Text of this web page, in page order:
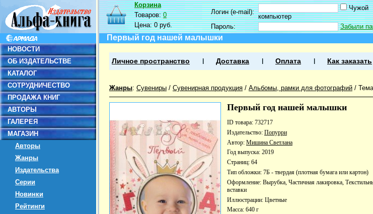
НОВОСТИ
ОБ ИЗДАТЕЛЬСТВЕ
КАТАЛОГ
СОТРУДНИЧЕСТВО
ПРОДАЖА КНИГ
АВТОРЫ
ГАЛЕРЕЯ
МАГАЗИН
Авторы
Жанры
Издательства
Серии
Новинки
Рейтинги
Корзина
Товаров:0
Цена:0 руб.
Логин (e-mail):
Чужой
компьютер
Пароль:
Забыли
Первый год нашей малышки
Личное пространство Доставка Оплата Как заказать
Жанры: Сувениры / Сувенирная продукция / Альбомы, рамки для фотографий /
Первый год нашей малышки
ID товара: 732717
Издательство: Попурри
Автор: Мишина Светлана
Год выпуска: 2019
Страниц: 64
Тип обложки: 7Б - твердая (плотная бумага или картон)
Оформление: Вырубка, Частичная лакировка,
вставки
Иллюстрации: Цветные
Масса: 640 г